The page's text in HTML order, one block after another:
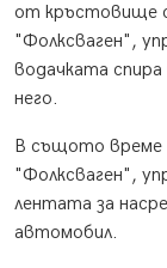
от кръстовище
"Фолксваген",
водачката
него.
В същото време
"Фолксваген",
лентата за
автомобил.